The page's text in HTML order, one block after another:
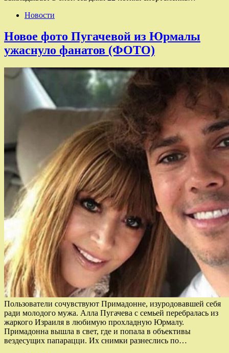
Новости
Новое фото Пугачевой из Юрмалы
ужаснуло фанатов (ФОТО)
Пользователи сочувствуют Примадонне, изуродовавшей себя
ради молодого мужа. Алла Пугачева с семьей перебралась из
жаркого Израиля в любимую прохладную Юрмалу.
Примадонна вышла в свет, где и попала в объективы
вездесущих папарацци. Их снимки разнеслись по…